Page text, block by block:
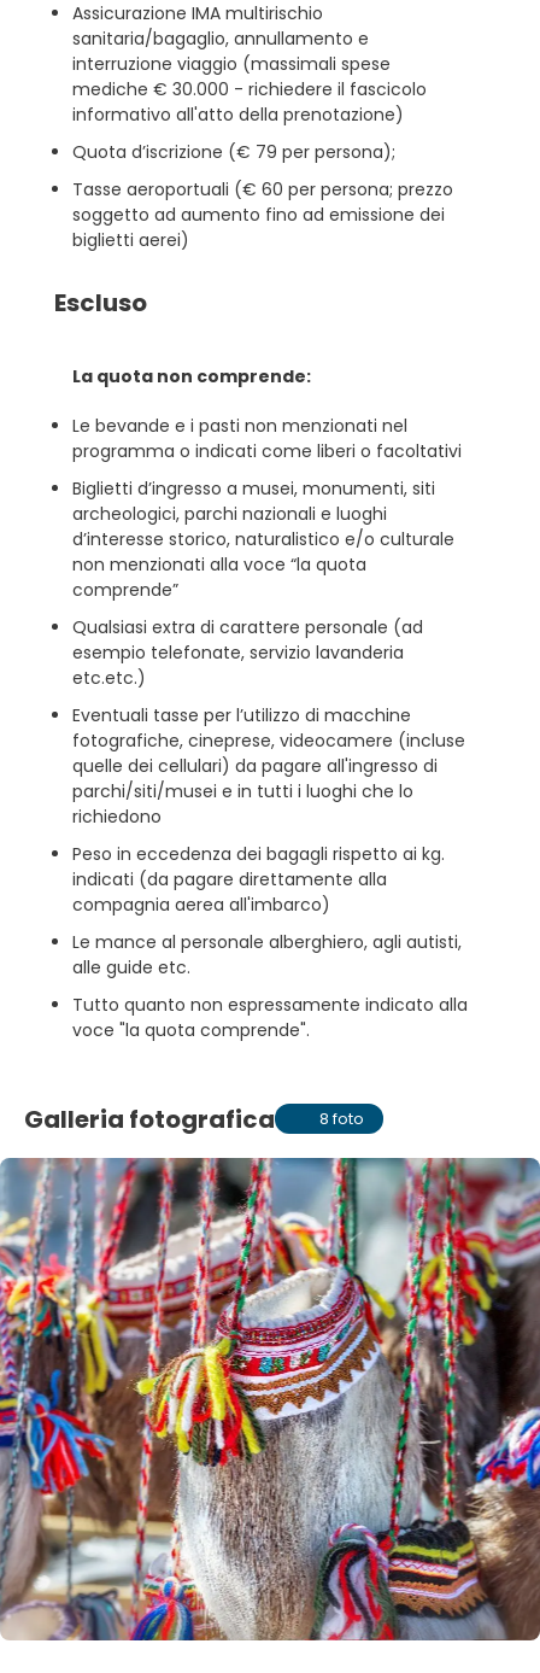
Assicurazione IMA multirischio
sanitaria/bagaglio, annullamento e
interruzione viaggio (massimali spese
mediche € 30.000 - richiedere il fascicolo
informativo all'atto della prenotazione)
Quota d’iscrizione (€ 79 per persona);
Tasse aeroportuali (€ 60 per persona; prezzo
soggetto ad aumento fino ad emissione dei
biglietti aerei)
Escluso
La quota non comprende:
Le bevande e i pasti non menzionati nel
programma o indicati come liberi o facoltativi
Biglietti d’ingresso a musei, monumenti, siti
archeologici, parchi nazionali e luoghi
d’interesse storico, naturalistico e/o culturale
non menzionati alla voce “la quota
comprende”
Qualsiasi extra di carattere personale (ad
esempio telefonate, servizio lavanderia
etc.etc.)
Eventuali tasse per l’utilizzo di macchine
fotografiche, cineprese, videocamere (incluse
quelle dei cellulari) da pagare all'ingresso di
parchi/siti/musei e in tutti i luoghi che lo
richiedono
Peso in eccedenza dei bagagli rispetto ai kg.
indicati (da pagare direttamente alla
compagnia aerea all'imbarco)
Le mance al personale alberghiero, agli autisti,
alle guide etc.
Tutto quanto non espressamente indicato alla
voce "la quota comprende".
Galleria fotografica 8 foto